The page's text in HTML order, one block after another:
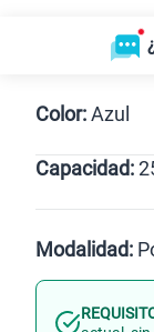
Color:Azul
Negro
Capacidad:
256GB
Modalidad:
Línea